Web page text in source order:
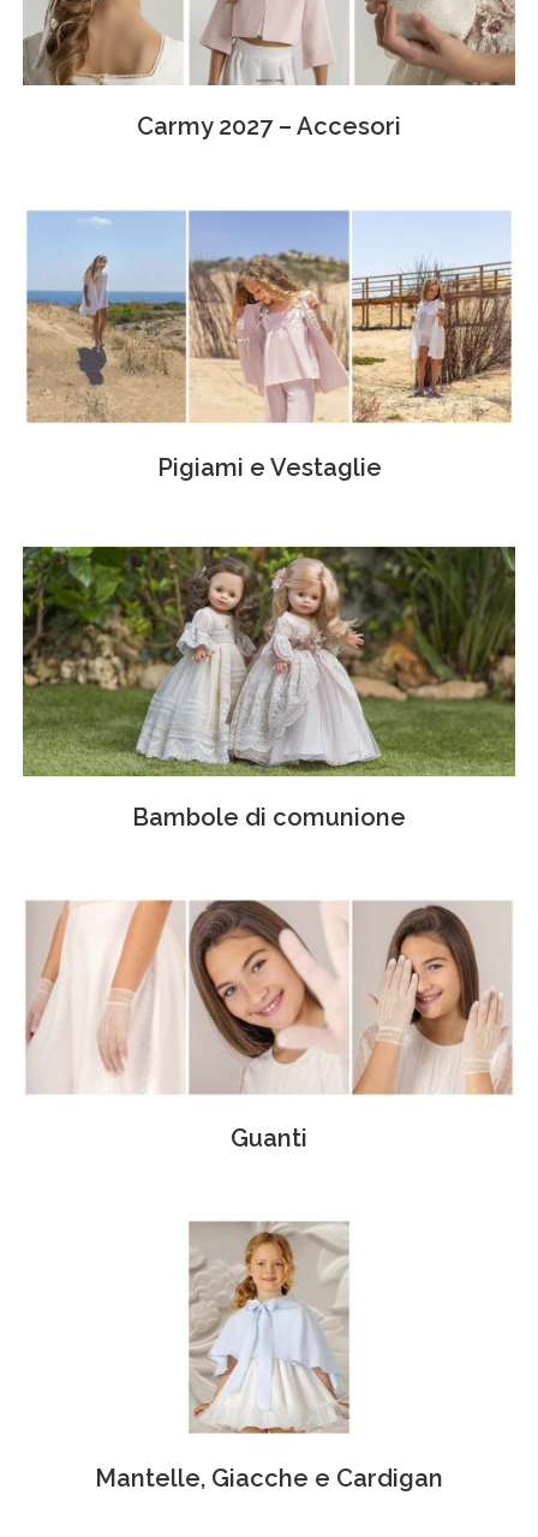
Carmy 2027 – Accesori
Pigiami e Vestaglie
Bambole di comunione
Guanti
Mantelle, Giacche e Cardigan